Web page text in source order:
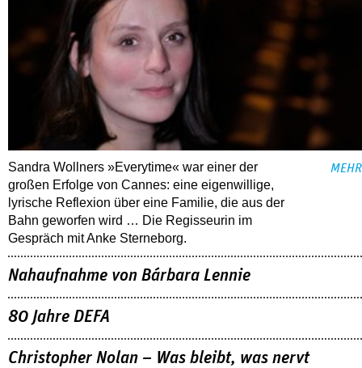
Sandra Wollners »Everytime« war einer der
großen Erfolge von Cannes: eine eigenwillige,
lyrische Reflexion über eine ­Familie, die aus der
Bahn geworfen wird … Die Regisseurin im
Gespräch mit Anke Sterneborg.
MEHR
Nahaufnahme von Bárbara Lennie
80 Jahre DEFA
Christopher Nolan – Was bleibt, was nervt